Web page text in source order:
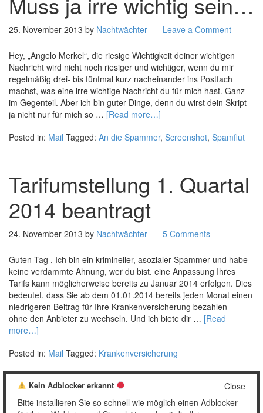
25. November 2013 by Nachtwächter Leave a Comment
Hey, „Angelo Merkel“, die riesige Wichtigkeit deiner wichtigen
Nachricht wird nicht noch riesiger und wichtiger, wenn du mir
regelmäßig drei- bis fünfmal kurz nacheinander ins Postfach
machst, was eine irre wichtige Nachricht du für mich hast. Ganz
im Gegenteil. Aber ich bin guter Dinge, denn du wirst dein Skript
ja nicht nur für mich so … [Read more…]
Posted in: Mail Tagged: An die Spammer, Screenshot, Spamflut
Tarifumstellung 1. Quartal
2014 beantragt
24. November 2013 by Nachtwächter 5 Comments
Guten Tag , Ich bin ein krimineller, asozialer Spammer und habe
keine verdammte Ahnung, wer du bist. eine Anpassung Ihres
Tarifs kann möglicherweise bereits zu Januar 2014 erfolgen. Dies
bedeutet, dass Sie ab dem 01.01.2014 bereits jeden Monat einen
niedrigeren Beitrag für Ihre Krankenversicherung bezahlen –
ohne den Anbieter zu wechseln. Und ich biete dir … [Read
more…]
Posted in: Mail Tagged: Krankenversicherung
1 2 … 5 Weiter »
Close
Kein Adblocker erkannt
Bitte installieren Sie so schnell wie möglich einen Adblocker